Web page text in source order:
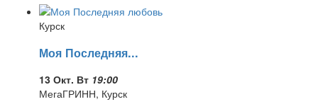
Курск
Моя Последняя...
13 Окт. Вт 19:00
МегаГРИНН, Курск